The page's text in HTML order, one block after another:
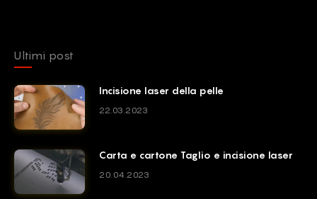
Ultimi post
Incisione laser della pelle
22.03.2023
Carta e cartone Taglio e incisione laser
20.04.2023